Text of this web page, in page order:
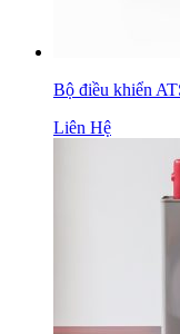
Bộ điều khiển
Liên Hệ